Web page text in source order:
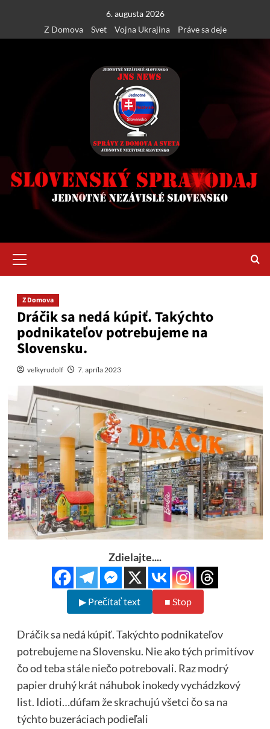
content
6. augusta 2026
Z Domova
Svet Vojna Ukrajina Práve sa deje
Menu
Z Domova
Dráčik sa nedá kúpiť. Takýchto
podnikateľov potrebujeme na
Slovensku.
velkyrudolf 7. apríla 2023
Zdielajte....
▶ Prečítať text ■ Stop
Dráčik sa nedá kúpiť. Takýchto podnikateľov
potrebujeme na Slovensku. Nie ako tých primitívov
čo od teba stále niečo potrebovali. Raz modrý
papier druhý krát náhubok inokedy vychádzkový
list. Idioti…dúfam že skrachujú všetci čo sa na
týchto buzeráciach podieľali